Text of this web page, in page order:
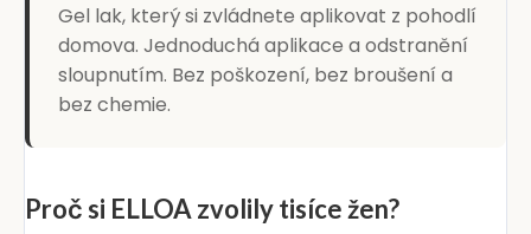
Gel lak, který si zvládnete aplikovat z pohodlí
domova. Jednoduchá aplikace a odstranění
sloupnutím. Bez poškození, bez broušení a
bez chemie.
Proč si ELLOA zvolily tisíce žen?